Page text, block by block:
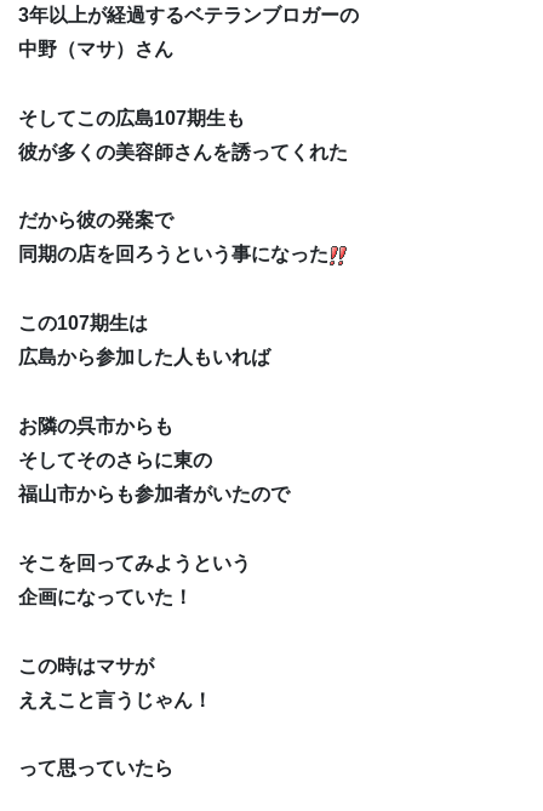
3年以上が経過するベテランブロガーの
中野（マサ）さん
そしてこの広島107期生も
彼が多くの美容師さんを誘ってくれた
だから彼の発案で
同期の店を回ろうという事になった
この107期生は
広島から参加した人もいれば
お隣の呉市からも
そしてそのさらに東の
福山市からも参加者がいたので
そこを回ってみようという
企画になっていた！
この時はマサが
ええこと言うじゃん！
って思っていたら